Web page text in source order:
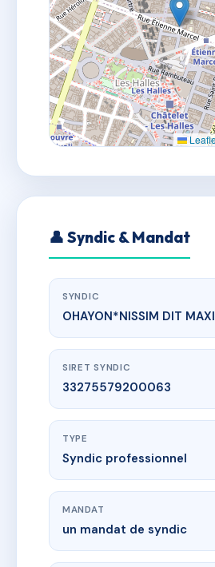
👤 Syndic & Mandat
SYNDIC
OHAYON*NISSIM DIT
SIRET SYNDIC
33275579200063
TYPE
Syndic professionnel
MANDAT
un mandat de syndic